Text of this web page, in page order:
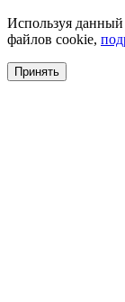
Используя данный
файлов cookie,
Принять